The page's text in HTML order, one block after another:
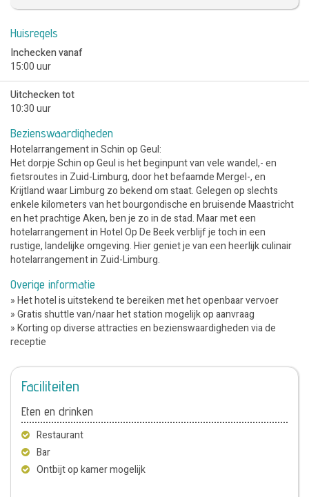
Huisregels
Inchecken vanaf
15:00 uur
Uitchecken tot
10:30 uur
Bezienswaardigheden
Hotelarrangement in Schin op Geul:
Het dorpje Schin op Geul is het beginpunt van vele wandel,- en
fietsroutes in Zuid-Limburg, door het befaamde Mergel-, en
Krijtland waar Limburg zo bekend om staat. Gelegen op slechts
enkele kilometers van het bourgondische en bruisende Maastricht
en het prachtige Aken, ben je zo in de stad. Maar met een
hotelarrangement in Hotel Op De Beek verblijf je toch in een
rustige, landelijke omgeving. Hier geniet je van een heerlijk culinair
hotelarrangement in Zuid-Limburg.
Overige informatie
» Het hotel is uitstekend te bereiken met het openbaar vervoer
» Gratis shuttle van/naar het station mogelijk op aanvraag
» Korting op diverse attracties en bezienswaardigheden via de
receptie
Faciliteiten
Eten en drinken
Restaurant
Bar
Ontbijt op kamer mogelijk